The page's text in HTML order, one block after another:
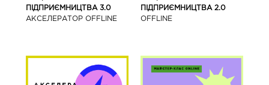
ПІДПРИЄМНИЦТВА 3.0
АКСЕЛЕРАТОР OFFLINE
ПІДПРИЄМНИЦТВА 2.0
OFFLINE